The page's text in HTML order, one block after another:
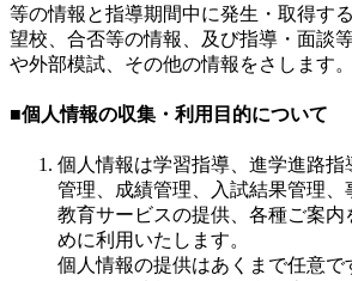
等の情報と指導期間中に発生・取得す
望校、合否等の情報、及び指導・面談
や外部模試、その他の情報をさします。
■個人情報の収集・利用目的について
個人情報は学習指導、進学進路指
管理、成績管理、入試結果管理、
教育サービスの提供、各種ご案内
めに利用いたします。
個人情報の提供はあくまで任意で